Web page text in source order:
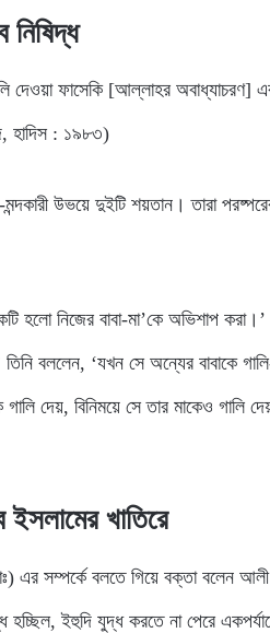
নিষিদ্ধ
দেওয়া ফাসেকি [আল্লাহর অবাধ্যাচরণ]
হাদিস : ১৯৮৩)
উভয়ে দুইটি শয়তান। তারা
হলো নিজের বাবা-মা’কে অভিশাপ
তিনি বললেন, ‘যখন সে অন্যের বাবাকে
দেয়, বিনিময়ে সে তার মাকেও গালি
ইসলামের খাতিরে
সম্পর্কে বলতে গিয়ে বক্তা বলেন আলী
ইহুদি যুদ্ধ করতে না পেরে